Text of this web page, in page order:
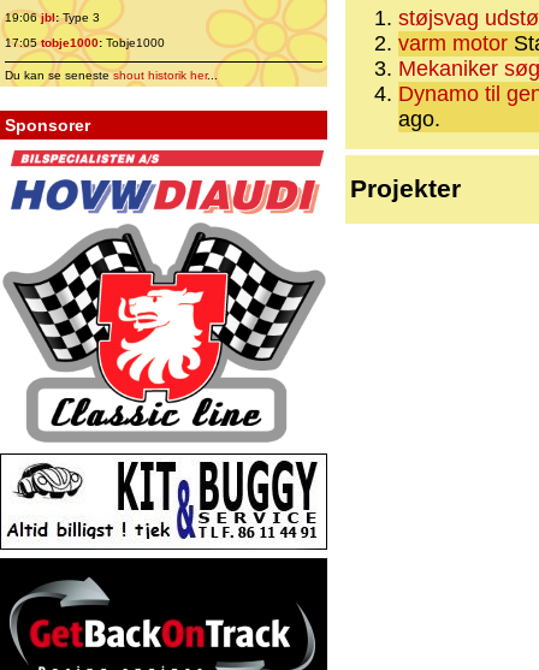
19:06jbl:Type 3
17:05tobje1000: Tobje1000
Du kan se senesteshout historik her...
Sponsorer
støjsvag
varm motor
Mekaniker
Dynamo til
ago.
Projekter